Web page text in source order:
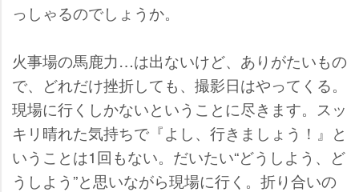
っしゃるのでしょうか。
火事場の馬鹿力…は出ないけど、ありがたいもの
で、どれだけ挫折しても、撮影日はやってくる。
現場に行くしかないということに尽きます。スッ
キリ晴れた気持ちで『よし、行きましょう！』と
いうことは1回もない。だいたい“どうしよう、ど
うしよう”と思いながら現場に行く。折り合いの